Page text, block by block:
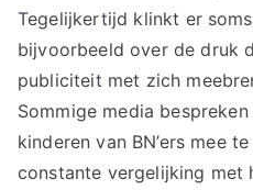
Tegelijkertijd klinkt er
bijvoorbeeld over de druk
publiciteit met zich
Sommige media
kinderen van BN’ers mee
constante vergelijking met